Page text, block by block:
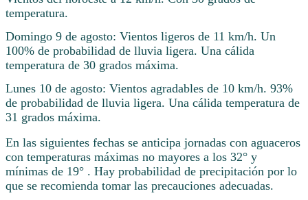
temperatura.
Domingo 9 de agosto: Vientos ligeros de 11 km/h. Un
100% de probabilidad de lluvia ligera. Una cálida
temperatura de 30 grados máxima.
Lunes 10 de agosto: Vientos agradables de 10 km/h. 93%
de probabilidad de lluvia ligera. Una cálida temperatura de
31 grados máxima.
En las siguientes fechas se anticipa jornadas con aguaceros
con temperaturas máximas no mayores a los 32° y
mínimas de 19° . Hay probabilidad de precipitación por lo
que se recomienda tomar las precauciones adecuadas.